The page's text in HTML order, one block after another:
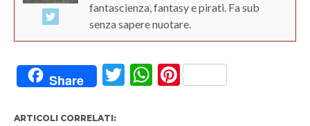
fantascienza, fantasy e pirati. Fa sub
senza sapere nuotare.
Share Twitter
WhatsApp
Pinterest
ARTICOLI CORRELATI: